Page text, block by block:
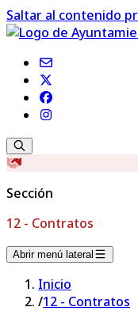
Saltar al contenido
Sección
12 - Contratos
Abrir menú lateral
Inicio
/12 - Contratos